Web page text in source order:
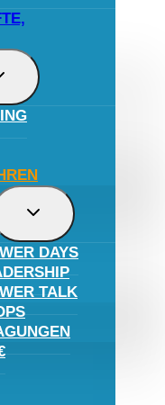
UNTERMENÜ
UMSCHALTEN
DAYS
TALK